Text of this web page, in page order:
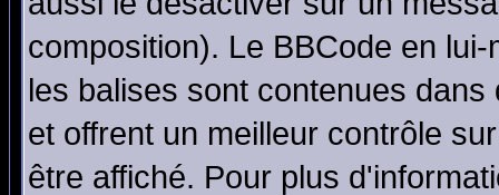
composition). Le BBCode en
les balises sont contenues
et offrent un meilleur contrôle
être affiché. Pour plus